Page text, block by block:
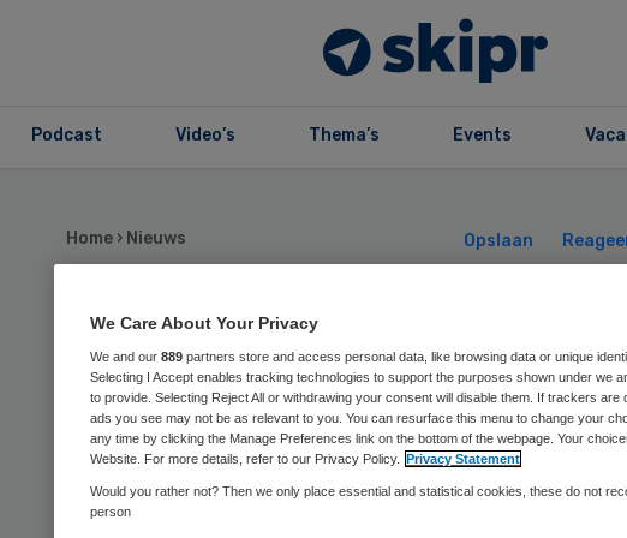
Podcast Video’s Thema’s Events
Home › Nieuws Opslaan
Huisartsenpost
verhuist naar
We Care About Your Privacy
We and our 889 partners store and access personal data, like browsing data or unique
Selecting I Accept enables tracking technologies to support the purposes shown under we
to provide. Selecting Reject All or withdrawing your consent will disable them. If trackers are
ads you see may not be as relevant to you. You can resurface this menu to change your
any time by clicking the Manage Preferences link on the bottom of the webpage. Your
Website. For more details, refer to our Privacy Policy. Privacy Statement
Would you rather not? Then we only place essential and statistical cookies, these do not
person